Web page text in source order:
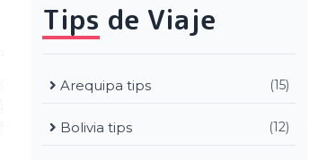
Tips de Viaje
Arequipa tips (15)
Bolivia tips (12)